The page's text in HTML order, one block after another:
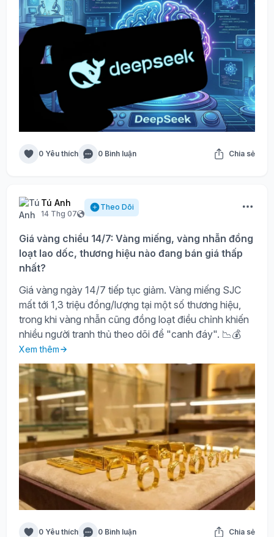
0 Yêu thích 0 Bình luận Chia sẻ
Tú Anh
14 Thg 07
Theo Dõi
Giá vàng chiều 14/7: Vàng miếng, vàng nhẫn đồng
loạt lao dốc, thương hiệu nào đang bán giá thấp
nhất?
Giá vàng ngày 14/7 tiếp tục giảm. Vàng miếng SJC
mất tới 1,3 triệu đồng/lượng tại một số thương hiệu,
trong khi vàng nhẫn cũng đồng loạt điều chỉnh khiến
nhiều người tranh thủ theo dõi để "canh đáy". 📉💰
Xem thêm
0 Yêu thích 0 Bình luận Chia sẻ